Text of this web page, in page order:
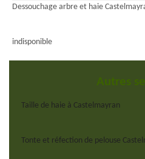
Dessouchage arbre et haie
indisponible
Autres
Taille de haie à Castelmayran
Tonte et réfection de pelouse